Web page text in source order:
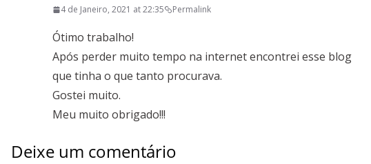
4 de Janeiro, 2021 at 22:35 Permalink
Ótimo trabalho!
Após perder muito tempo na internet encontrei esse blog
que tinha o que tanto procurava.
Gostei muito.
Meu muito obrigado!!!
Deixe um comentário